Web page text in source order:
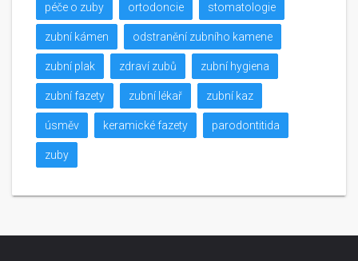
péče o zuby ortodoncie stomatologie
zubní kámen odstranění zubního kamene
zubní plak zdraví zubů zubní hygiena
zubní fazety zubní lékař zubní kaz
úsměv keramické fazety parodontitida
zuby